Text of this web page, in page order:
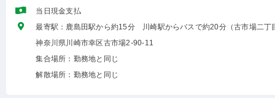
当日現金支払
最寄駅：鹿島田駅から約15分 川崎駅からバスで約20分（古市場二丁
神奈川県川崎市幸区古市場2-90-11
集合場所：勤務地と同じ
解散場所：勤務地と同じ